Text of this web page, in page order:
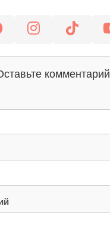
комментарий